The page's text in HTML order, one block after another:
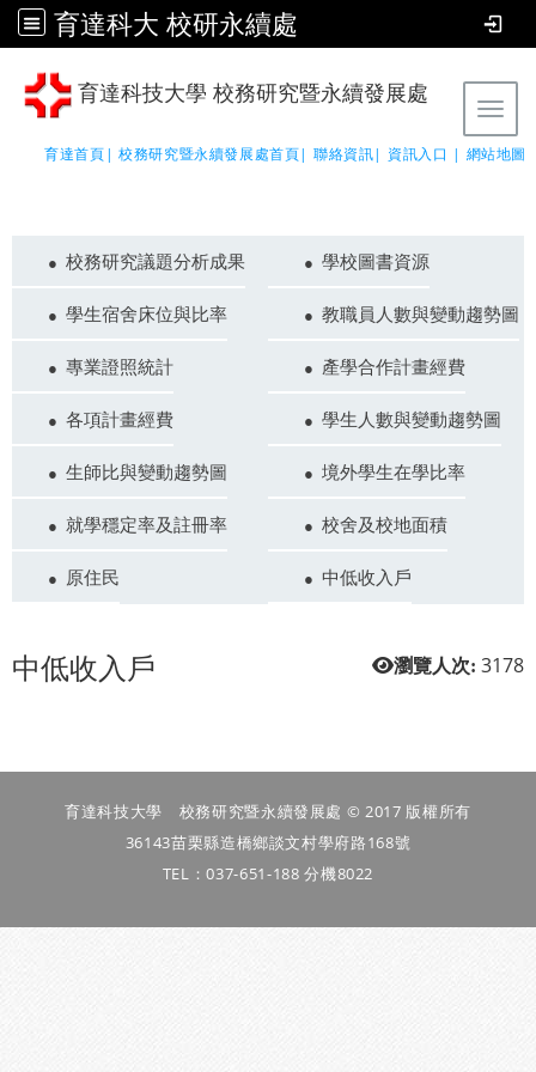
育達科大 校研永續處
育達科技大學 校務研究暨永續發展處
育達首頁| 校務研究暨永續發展處首頁| 聯絡資訊| 資訊入口 | 網站地圖
校務研究議題分析成果 學校圖書資源
學生宿舍床位與比率 教職員人數與變動趨勢圖
專業證照統計 產學合作計畫經費
各項計畫經費 學生人數與變動趨勢圖
生師比與變動趨勢圖 境外學生在學比率
就學穩定率及註冊率 校舍及校地面積
原住民 中低收入戶
瀏覽人次: 3178
中低收入戶
育達科技大學 校務研究暨永續發展處 © 2017 版權所有
36143苗栗縣造橋鄉談文村學府路168號
TEL：037-651-188 分機8022